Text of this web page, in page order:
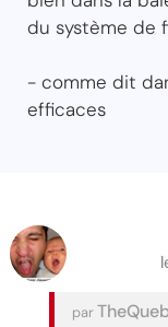
du système de
- comme dit
efficaces
par